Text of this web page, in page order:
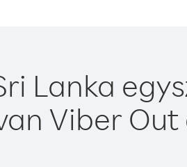
Lanka
Viber